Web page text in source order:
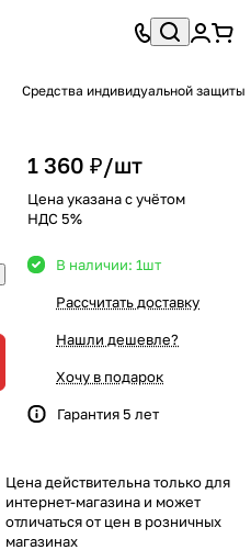
Средства индивидуальной защиты
1 360 ₽/шт
Цена указана с учётом
НДС 5%
В наличии: 1шт
Рассчитать доставку
Нашли дешевле?
Хочу в подарок
Гарантия 5 лет
Цена действительна только для
интернет-магазина и может
отличаться от цен в розничных
магазинах